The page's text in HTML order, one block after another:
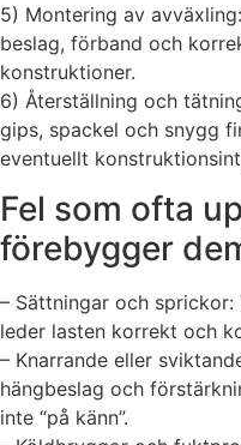
5) Montering av
beslag, förband och
konstruktioner.
6) Återställning och
gips, spackel och snygg
eventuellt
Fel som ofta
förebygger
– Sättningar och sprickor:
leder lasten korrekt och
– Knarrande eller
hängbeslag och
inte “på känn”.